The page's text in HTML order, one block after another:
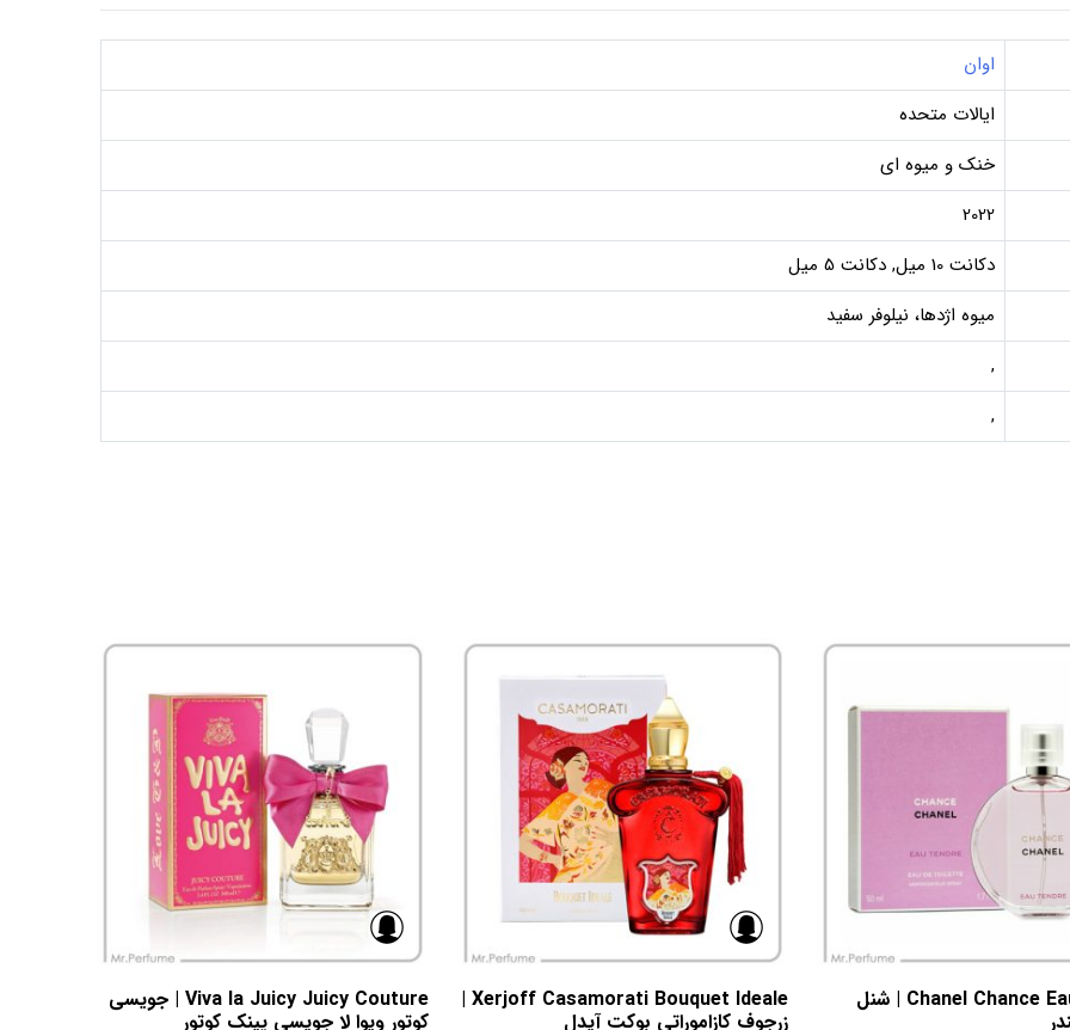
اوان
ایالات متحده
خنک و میوه ای
2022
دکانت 10 میل, دکانت 5 میل
میوه اژدها، نیلوفر سفید
,
,
Chanel Chance Eau Tendre | شنل Xerjoff Casamorati Bouquet Ideale |
زرجوف کازاموراتی بوکت آیدل
Viva la Juicy Juicy Couture | جویسی
کوتور ویوا لا جویسی پینک کوتور